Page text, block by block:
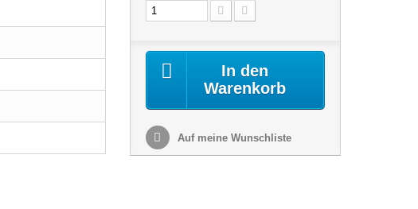
In den
Warenkorb
Auf meine Wunschliste